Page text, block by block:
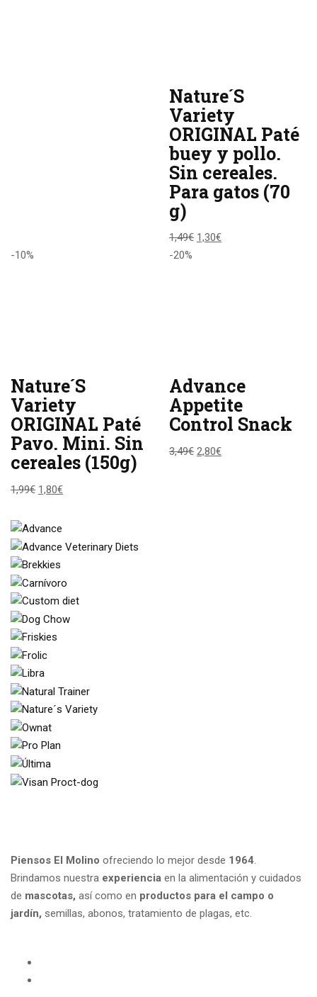
Nature´S
Variety
ORIGINAL Paté
buey y pollo.
Sin cereales.
Para gatos (70
g)
1,49€ 1,30€
-10%
Nature´S
Variety
ORIGINAL Paté
Pavo. Mini. Sin
cereales (150g)
1,99€ 1,80€
-20%
Advance
Appetite
Control Snack
3,49€ 2,80€
Piensos El Molino ofreciendo lo mejor desde 1964
Brindamos nuestra experiencia en la alimentación y cuidados
de mascotas, así como en productos para el campo o
jardín, semillas, abonos, tratamiento de plagas, etc.